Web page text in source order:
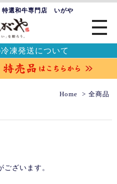
選和牛専門店 いがや
凍発送について
Home 全商品
ございます。